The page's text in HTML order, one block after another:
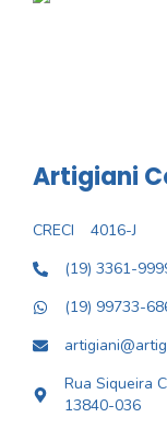
Artigiani
CRECI
4016-J
(19) 3361-
(19) 99733-
Rua Siqueira
13840-036